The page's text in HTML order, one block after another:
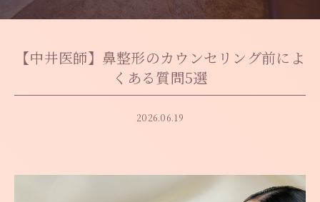
- アクセス
- トピックス
073-428-8686
【中井医師】鼻整形のカウンセリング前によ
くある質問5選
2026.06.19